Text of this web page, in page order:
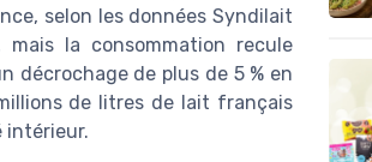
selon les données Syndilait
la consommation recule
décrochage de plus de 5 % en
de litres de lait français
intérieur.